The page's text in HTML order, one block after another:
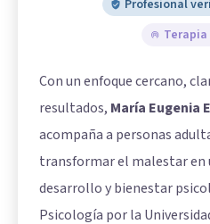
Profesional
Con un enfoque cercano,
resultados, María Eugenia
acompaña a personas
transformar el malestar en
desarrollo y bienestar
Psicología por la